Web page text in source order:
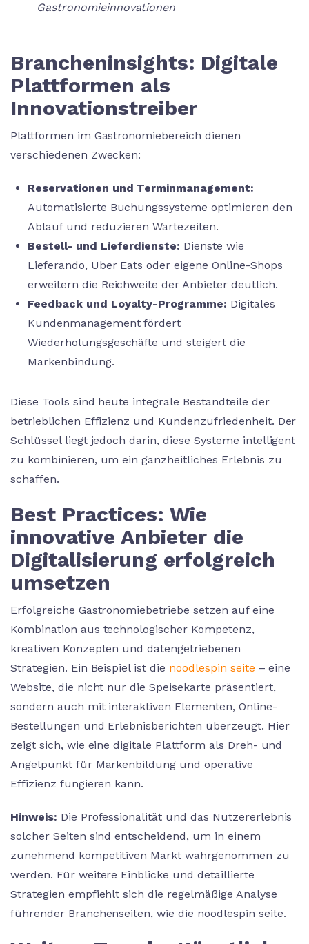
Gastronomieinnovationen
Brancheninsights: Digitale
Plattformen als
Innovationstreiber
Plattformen im Gastronomiebereich dienen
verschiedenen Zwecken:
Reservationen und Terminmanagement:
Automatisierte Buchungssysteme optimieren den
Ablauf und reduzieren Wartezeiten.
Bestell- und Lieferdienste: Dienste wie
Lieferando, Uber Eats oder eigene Online-Shops
erweitern die Reichweite der Anbieter deutlich.
Feedback und Loyalty-Programme: Digitales
Kundenmanagement fördert
Wiederholungsgeschäfte und steigert die
Markenbindung.
Diese Tools sind heute integrale Bestandteile der
betrieblichen Effizienz und Kundenzufriedenheit. Der
Schlüssel liegt jedoch darin, diese Systeme intelligent
zu kombinieren, um ein ganzheitliches Erlebnis zu
schaffen.
Best Practices: Wie
innovative Anbieter die
Digitalisierung erfolgreich
umsetzen
Erfolgreiche Gastronomiebetriebe setzen auf eine
Kombination aus technologischer Kompetenz,
kreativen Konzepten und datengetriebenen
Strategien. Ein Beispiel ist die noodlespin seite – eine
Website, die nicht nur die Speisekarte präsentiert,
sondern auch mit interaktiven Elementen, Online-
Bestellungen und Erlebnisberichten überzeugt. Hier
zeigt sich, wie eine digitale Plattform als Dreh- und
Angelpunkt für Markenbildung und operative
Effizienz fungieren kann.
Hinweis: Die Professionalität und das Nutzererlebnis
solcher Seiten sind entscheidend, um in einem
zunehmend kompetitiven Markt wahrgenommen zu
werden. Für weitere Einblicke und detaillierte
Strategien empfiehlt sich die regelmäßige Analyse
führender Branchenseiten, wie die noodlespin seite.